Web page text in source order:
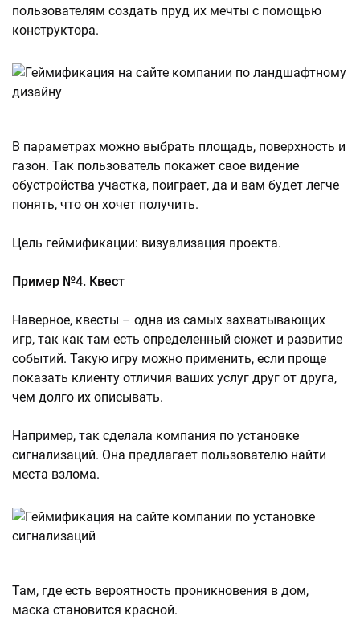
пользователям создать пруд их мечты с помощью
конструктора.
В параметрах можно выбрать площадь, поверхность и
газон. Так пользователь покажет свое видение
обустройства участка, поиграет, да и вам будет легче
понять, что он хочет получить.
Цель геймификации: визуализация проекта.
Пример №4. Квест
Наверное, квесты – одна из самых захватывающих
игр, так как там есть определенный сюжет и развитие
событий. Такую игру можно применить, если проще
показать клиенту отличия ваших услуг друг от друга,
чем долго их описывать.
Например, так сделала компания по установке
сигнализаций. Она предлагает пользователю найти
места взлома.
Там, где есть вероятность проникновения в дом,
маска становится красной.